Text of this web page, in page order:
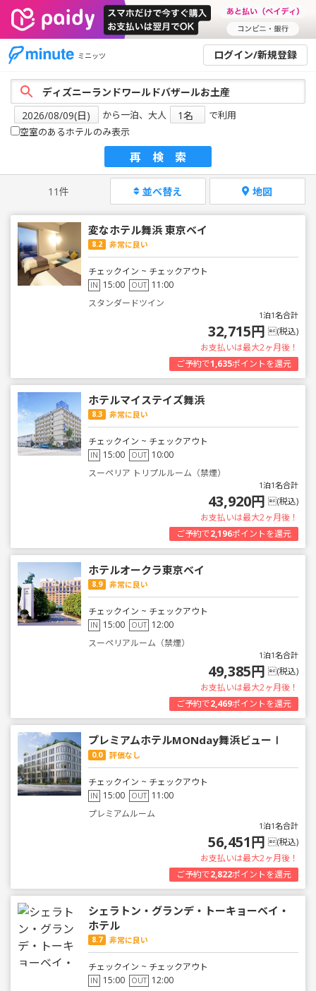
ミニッツ ログイン/新規登録
から一泊、大人
で利用
空室のあるホテルのみ表示
再検索
11件 並べ替え 地図
変なホテル舞浜 東京ベイ
8.2 非常に良い
チェックイン ~ チェックアウト
IN 15:00 OUT 11:00
スタンダードツイン
1泊1名合計
32,715円 (税込)
お支払いは最大2ヶ月後！
ご予約で1,635ポイントを還元
ホテルマイステイズ舞浜
8.3 非常に良い
チェックイン ~ チェックアウト
IN 15:00 OUT 10:00
スーペリア トリプルルーム（禁煙）
1泊1名合計
43,920円 (税込)
お支払いは最大2ヶ月後！
ご予約で2,196ポイントを還元
ホテルオークラ東京ベイ
8.9 非常に良い
チェックイン ~ チェックアウト
IN 15:00 OUT 12:00
スーペリアルーム（禁煙）
1泊1名合計
49,385円 (税込)
お支払いは最大2ヶ月後！
ご予約で2,469ポイントを還元
プレミアムホテルMONday舞浜ビューⅠ
0.0 評価なし
チェックイン ~ チェックアウト
IN 15:00 OUT 11:00
プレミアムルーム
1泊1名合計
56,451円 (税込)
お支払いは最大2ヶ月後！
ご予約で2,822ポイントを還元
シェラトン・グランデ・トーキョーベイ・
ホテル
8.7 非常に良い
チェックイン ~ チェックアウト
IN 15:00 OUT 12:00